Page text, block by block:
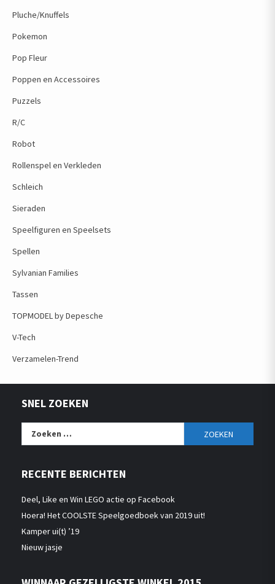
Pluche/Knuffels
Pokemon
Pop Fleur
Poppen en Accessoires
Puzzels
R/C
Robot
Rollenspel en Verkleden
Schleich
Sieraden
Speelfiguren en Speelsets
Spellen
Sylvanian Families
Tassen
TOPMODEL by Depesche
V-Tech
Verzamelen-Trend
SNEL ZOEKEN
Zoeken
RECENTE BERICHTEN
Deel, Like en Win LEGO actie op Facebook
Hoera! Het COOLSTE Speelgoedboek van 2019 uit!
Kamper ui(t) ’19
Nieuw jasje